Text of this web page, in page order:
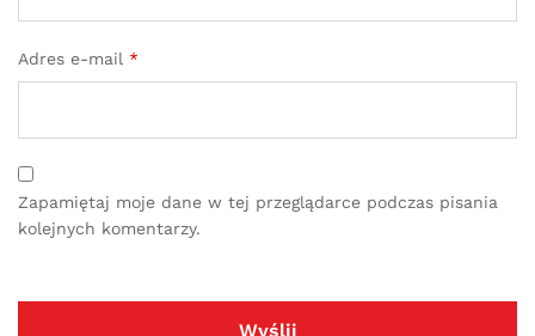
Adres e-mail *
Zapamiętaj moje dane w tej przeglądarce podczas pisania
kolejnych komentarzy.